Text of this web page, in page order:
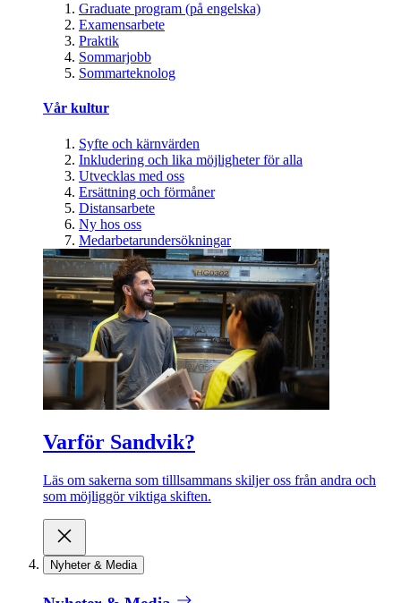
Graduate program (på engelska)
Examensarbete
Praktik
Sommarjobb
Sommarteknolog
Vår kultur
Syfte och kärnvärden
Inkludering och lika möjligheter för alla
Utvecklas med oss
Ersättning och förmåner
Distansarbete
Ny hos oss
Medarbetarundersökningar
Varför Sandvik?
Läs om sakerna som tilllsammans skiljer oss från andra och
som möjliggör viktiga skiften.
Nyheter & Media